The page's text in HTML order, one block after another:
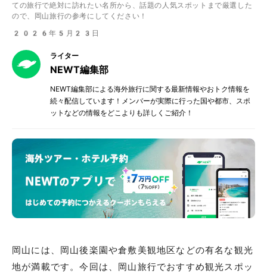
ての旅行で絶対に訪れたい名所から、話題の人気スポットまで厳選した
ので、岡山旅行の参考にしてください！
2026年5月23日
ライター
NEWT編集部
NEWT編集部による海外旅行に関する最新情報やおトク情報を
続々配信しています！メンバーが実際に行った国や都市、スポ
ットなどの情報をどこよりも詳しくご紹介！
岡山には、岡山後楽園や倉敷美観地区などの有名な観光
地が満載です。今回は、岡山旅行でおすすめ観光スポッ